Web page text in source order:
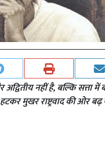
अद्वितीय नहीं है, बल्कि सत्ता
मुखर राष्ट्रवाद की ओर बढ़